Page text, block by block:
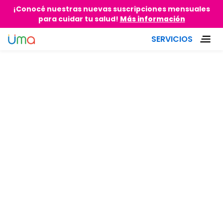
¡Conocé nuestras nuevas suscripciones mensuales
para cuidar tu salud! Más información
SERVICIOS